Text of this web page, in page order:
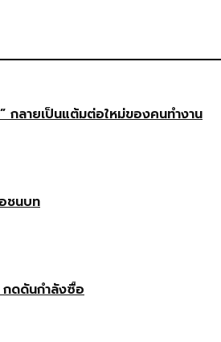
กลายเป็นแต้มต่อใหม่ของคนทำงาน
ชนบท
กดดันกำลังซื้อ